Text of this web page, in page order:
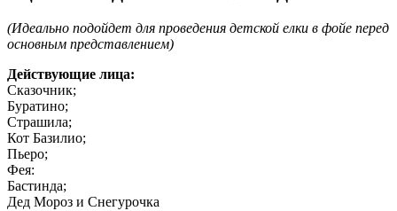
(Идеально подойдет для проведения детской елки в фойе перед
основным представлением)
Действующие лица:
Сказочник;
Буратино;
Страшила;
Кот Базилио;
Пьеро;
Фея:
Бастинда;
Дед Мороз и Снегурочка